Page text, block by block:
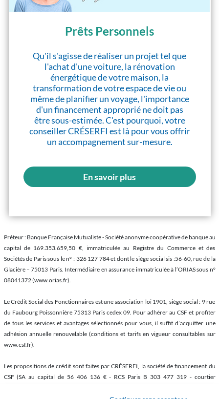
Prêts Personnels
Qu'il s'agisse de réaliser un projet tel que
l'achat d'une voiture, la rénovation
énergétique de votre maison, la
transformation de votre espace de vie ou
même de planifier un voyage, l'importance
d'un financement approprié ne doit pas
être sous-estimée. C'est pourquoi, votre
conseiller CRÉSERFI est là pour vous offrir
un accompagnement sur-mesure.
En savoir plus
Prêteur : Banque Française Mutualiste - Société anonyme coopérative de banque au
capital de 169.353.659,50 €, immatriculée au Registre du Commerce et des
Sociétés de Paris sous le n° : 326 127 784 et dont le siège social sis :56-60, rue de la
Glacière – 75013 Paris. Intermédiaire en assurance immatriculée à l’ORIAS sous n°
08041372 (www.orias.fr).
Le Crédit Social des Fonctionnaires est une association loi 1901, siège social : 9 rue
du Faubourg Poissonnière 75313 Paris cedex 09. Pour adhérer au CSF et profiter
de tous les services et avantages sélectionnés pour vous, il suffit d’acquitter une
adhésion annuelle renouvelable (conditions et tarifs en vigueur consultables sur
www.csf.fr).
Les propositions de crédit sont faites par CRÉSERFI, la société de financement du
CSF (SA au capital de 56 406 136 € - RCS Paris B 303 477 319 - courtier